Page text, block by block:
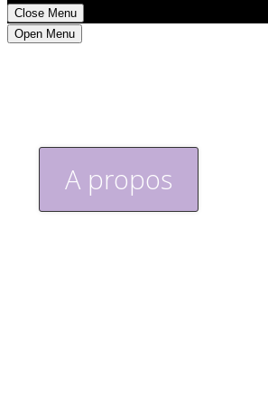
Close Menu
Open Menu
A propos